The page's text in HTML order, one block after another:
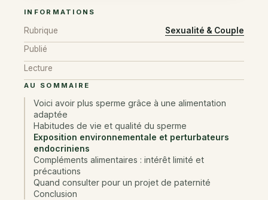
INFORMATIONS
Rubrique
Sexualité & Couple
Publié
Lecture
AU SOMMAIRE
Voici avoir plus sperme grâce à une alimentation
adaptée
Habitudes de vie et qualité du sperme
Exposition environnementale et perturbateurs
endocriniens
Compléments alimentaires : intérêt limité et
précautions
Quand consulter pour un projet de paternité
Conclusion